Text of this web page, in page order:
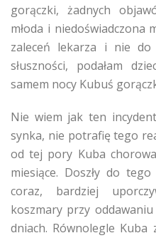
gorączki, żadnych
młoda i niedoświadczona
zaleceń lekarza i nie
słuszności, podałam
samem nocy Kubuś
Nie wiem jak ten
synka, nie potrafię tego
od tej pory Kuba
miesiące. Doszły do
coraz, bardziej
koszmary przy
dniach. Równolegle Kuba